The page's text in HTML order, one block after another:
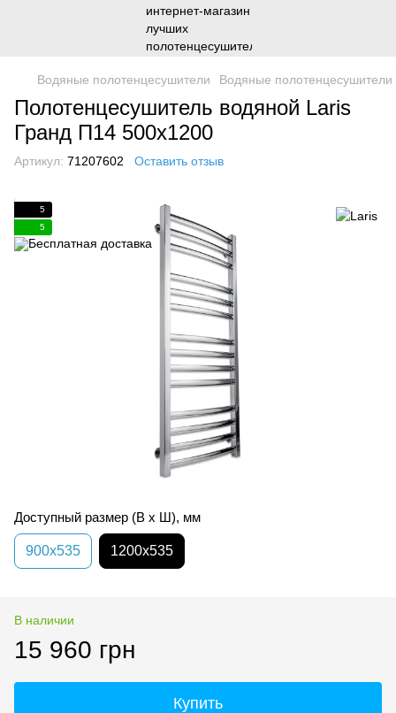
Водяные полотенцесушители Водяные полотенцесушители
Полотенцесушитель водяной Laris
Гранд П14 500х1200
Артикул: 71207602 Оставить отзыв
5
5
Доступный размер (В х Ш), мм
900х535 1200х535
В наличии
15 960 грн
Купить